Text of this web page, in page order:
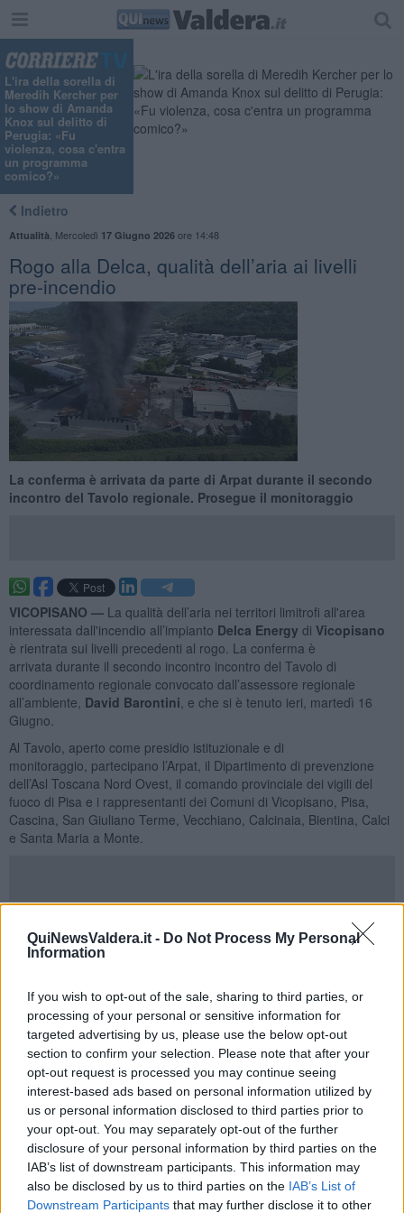
QuiNewsValdera.it - Do Not Process My Personal
Information
If you wish to opt-out of the sale, sharing to third parties, or
processing of your personal or sensitive information for
targeted advertising by us, please use the below opt-out
section to confirm your selection. Please note that after your
opt-out request is processed you may continue seeing
interest-based ads based on personal information utilized by
us or personal information disclosed to third parties prior to
your opt-out. You may separately opt-out of the further
disclosure of your personal information by third parties on the
IAB’s list of downstream participants. This information may
also be disclosed by us to third parties on the IAB’s List of
Downstream Participants that may further disclose it to other
L'ira della sorella di
Meredih Kercher per
lo show di Amanda
Knox sul delitto di
Perugia: «Fu
violenza, cosa c'entra
un programma
comico?»
Indietro
Attualità Mercoledì 17 Giugno 2026ore 14:48
Rogo alla Delca, qualità dell’aria ai livelli
pre-incendio
La conferma è arrivata da parte di Arpat durante il secondo
incontro del Tavolo regionale. Prosegue il monitoraggio
VICOPISANO — La qualità dell’aria nei territori limitrofi all'area
interessata dall'incendio all’impianto Delca Energy di Vicopisano
è rientrata sui livelli precedenti al rogo. La conferma è
arrivata durante il secondo incontro incontro del Tavolo di
coordinamento regionale convocato dall’assessore regionale
all’ambiente, David Barontini , e che si è tenuto ieri, martedì 16
Giugno.
Al Tavolo, aperto come presidio istituzionale e di
monitoraggio, partecipano l’Arpat, il Dipartimento di prevenzione
dell’Asl Toscana Nord Ovest, il comando provinciale dei vigili del
fuoco di Pisa e i rappresentanti dei Comuni di Vicopisano, Pisa,
Cascina, San Giuliano Terme, Vecchiano, Calcinaia, Bientina, Calci
e Santa Maria a Monte.
monitoraggio
ambientalesvolte fin dall’emergenza. Accanto aicampionamenti
che hanno interessato aria, suolo, vegetazione e foraggi,
monitoraggio deimicroinquinantiattraverso i filtri installati per il
controllo della qualità dell’aria.
L'Asl, dal suo canto, ha avviato un piano di monitoraggio dedicato
allasicurezza alimentaree alla qualità delle acque,
raccomandando agli operatori agricoli interessati di effettuare
analisi accreditate sui prodotti prima della loro eventuale
commercializzazione.
Prosegue intanto il presidio operativo dei Vigili del fuoco, che
continuerà per tutto il tempo necessario a garantire le condizioni di
sicurezza. Per quanto riguarda la situazione interna all'impianto, si
dovrà procedere alla rimozione dei materiali - incombusti e
parzialmente combusti- ancora presenti nel sito, stimati tra i 15.000